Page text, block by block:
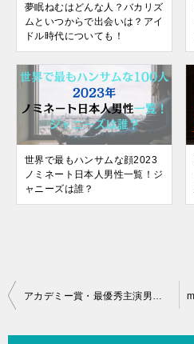
夢眠ねむはどんな人？バカリズ
ムといつからで出会いは？アイ
ドル時代についても！
世界で最もハンサムな顔2023
ノミネート日本人男性一覧！ジ
ャニーズは誰？
投